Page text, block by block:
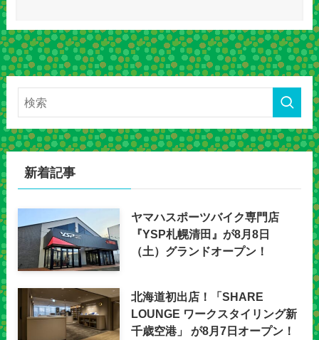
新着記事
ヤマハスポーツバイク専門店
『YSP札幌清田』が8月8日
（土）グランドオープン！
北海道初出店！「SHARE
LOUNGE ワークスタイリング新
千歳空港」 が8月7日オープン！